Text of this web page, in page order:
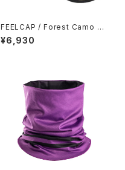
FEELCAP / Forest Camo Lo
ng Bill Cap
¥6,930